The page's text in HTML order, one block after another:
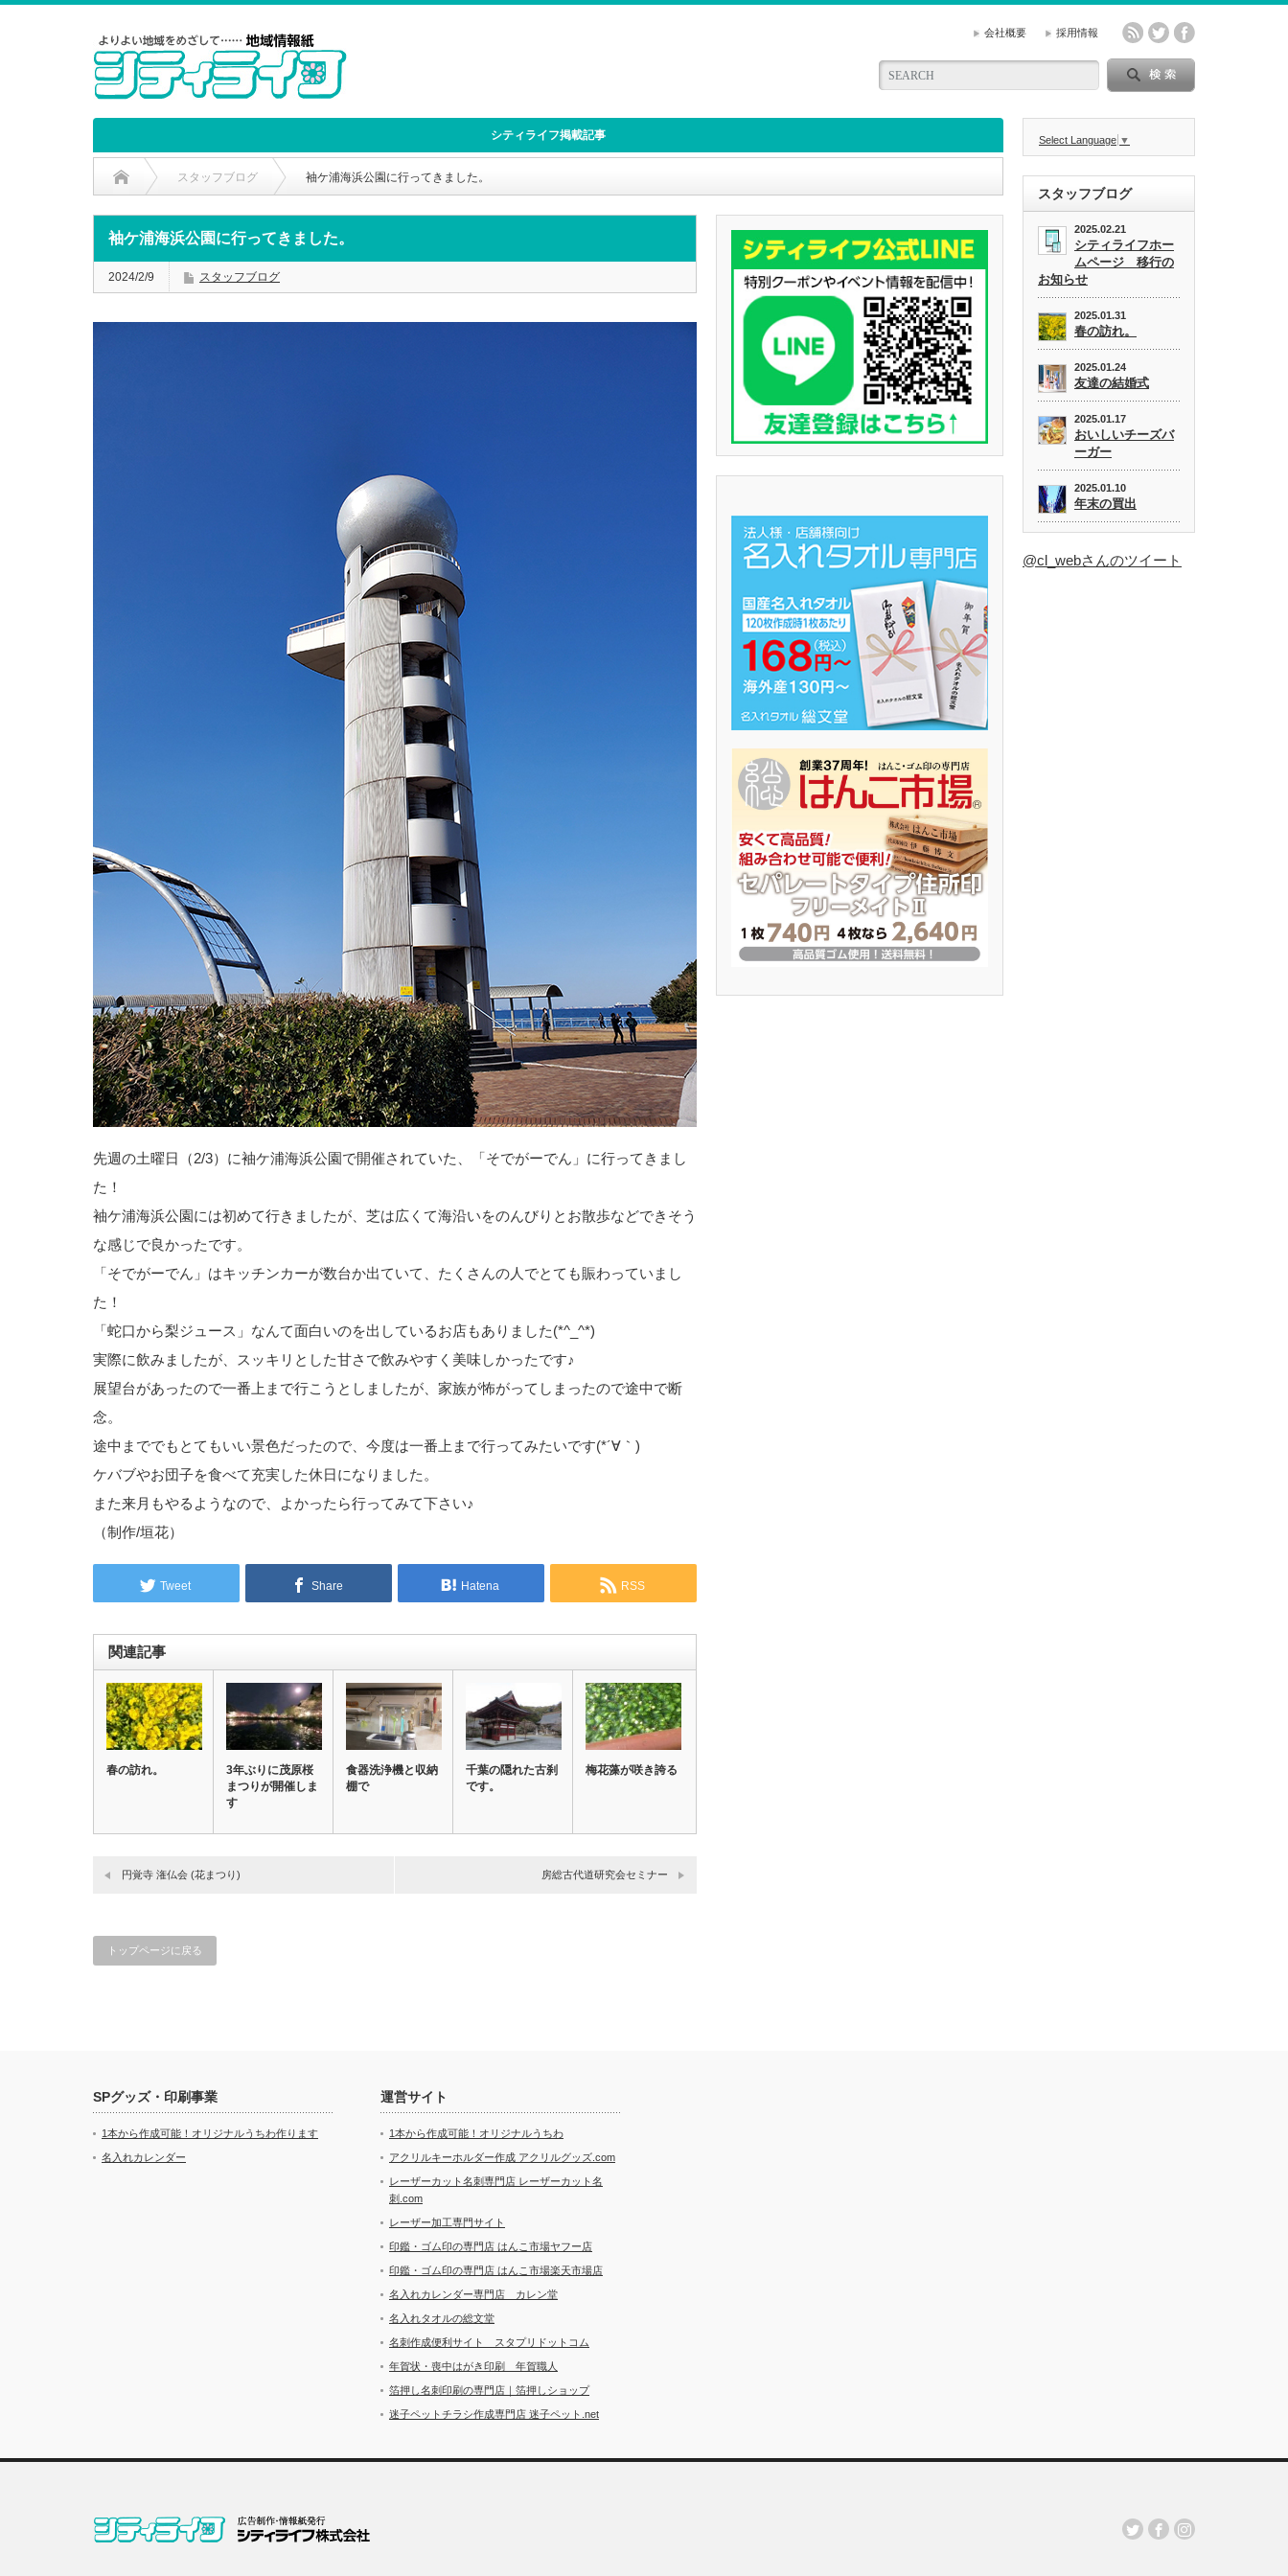
会社概要 採用情報
シティライフ掲載記事
スタッフブログ 袖ケ浦海浜公園に行ってきました。
袖ケ浦海浜公園に行ってきました。
2024/2/9 スタッフブログ
先週の土曜日（2/3）に袖ケ浦海浜公園で開催されていた、「そでがーでん」に行ってきまし
た！
袖ケ浦海浜公園には初めて行きましたが、芝は広くて海沿いをのんびりとお散歩などできそう
な感じで良かったです。
「そでがーでん」はキッチンカーが数台か出ていて、たくさんの人でとても賑わっていまし
た！
「蛇口から梨ジュース」なんて面白いのを出しているお店もありました(*^_^*)
実際に飲みましたが、スッキリとした甘さで飲みやすく美味しかったです♪
展望台があったので一番上まで行こうとしましたが、家族が怖がってしまったので途中で断
念。
途中まででもとてもいい景色だったので、今度は一番上まで行ってみたいです(*´∀｀)
ケバブやお団子を食べて充実した休日になりました。
また来月もやるようなので、よかったら行ってみて下さい♪
（制作/垣花）
Tweet Share Hatena RSS
関連記事
春の訪れ。
3年ぶりに茂原桜
まつりが開催しま
す
食器洗浄機と収納
棚で
千葉の隠れた古刹
です。
梅花藻が咲き誇る
円覚寺 潅仏会 (花まつり) 房総古代道研究会セミナー
トップページに戻る
Select Language ▼
スタッフブログ
2025.02.21
シティライフホー
ムページ 移行の
お知らせ
2025.01.31
春の訪れ。
2025.01.24
友達の結婚式
2025.01.17
おいしいチーズバ
ーガー
2025.01.10
年末の買出
@cl_webさんのツイート
SPグッズ・印刷事業
1本から作成可能！オリジナルうちわ作ります
名入れカレンダー
運営サイト
1本から作成可能！オリジナルうちわ
アクリルキーホルダー作成 アクリルグッズ.com
レーザーカット名刺専門店 レーザーカット名
刺.com
レーザー加工専門サイト
印鑑・ゴム印の専門店 はんこ市場ヤフー店
印鑑・ゴム印の専門店 はんこ市場楽天市場店
名入れカレンダー専門店 カレン堂
名入れタオルの総文堂
名刺作成便利サイト スタプリドットコム
年賀状・喪中はがき印刷 年賀職人
箔押し名刺印刷の専門店｜箔押しショップ
迷子ペットチラシ作成専門店 迷子ペット.net